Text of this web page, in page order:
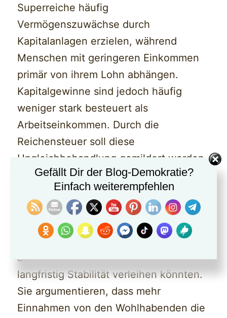
Superreiche häufig
Vermögenszuwächse durch
Kapitalanlagen erzielen, während
Menschen mit geringeren Einkommen
primär von ihrem Lohn abhängen.
Kapitalgewinne sind jedoch häufig
weniger stark besteuert als
Arbeitseinkommen. Durch die
Reichensteuer soll diese
Ungleichbehandlung gemildert werden.
Auswirkungen und Kritik
Befürworter dieses Vorschlags
betonen, dass solche
Steueränderungen dem Sozialstaat
langfristig Stabilität verleihen könnten.
Sie argumentieren, dass mehr
Einnahmen von den Wohlhabenden die
Gefällt Dir der Blog-Demokratie?
Einfach weiterempfehlen